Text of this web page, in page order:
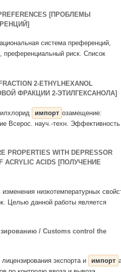
PREFERENCES [ПРОБЛЕМЫ
система преференций,
преференциальный риск. Список
2-ETHYLHEXANOL
ФРАКЦИИ 2-ЭТИЛГЕКСАНОЛА]
импорт озамещение:
Всерос. науч.-техн. Эффективность
PROPERTIES WITH DEPRESSOR
ACRYLIC ACIDS [ПОЛУЧЕНИЕ
низкотемпературных
Целью данной работы является
/ Customs control the
экспорта и импорт